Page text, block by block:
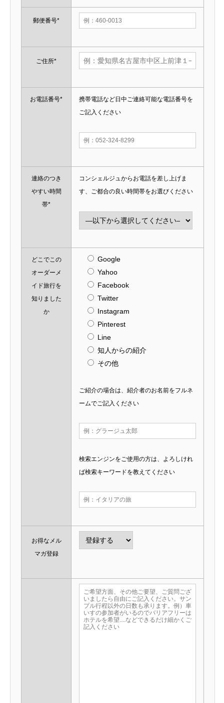
郵便番号*
ご住所*
お電話番号*
携帯電話など日中ご連絡可能な電話番号を
ご記入ください
連絡のつき
やすい時間
帯*
コンシェルジュからお電話を差し上げま
す、ご都合の良い時間帯をお選びください
どこでこの
オーダーメ
イド旅行を
知りました
か
Google
Yahoo
Facebook
Twitter
Instagram
Pinterest
Line
知人からの紹介
その他
ご紹介の場合は、紹介者のお名前をフルネ
ームでご記入ください
検索エンジンをご使用の方は、よろしけれ
ば検索キーワードを教えてください
お得なメル
マガ登録